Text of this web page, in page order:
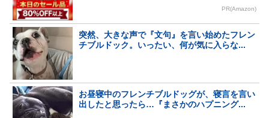
PR(Amazon)
突然、大きな声で『文句』を言い始めたフレン
チブルドック。いったい、何が気に入らな...
お昼寝中のフレンチブルドッグが、寝言を言い
出したと思ったら…『まさかのハプニング...